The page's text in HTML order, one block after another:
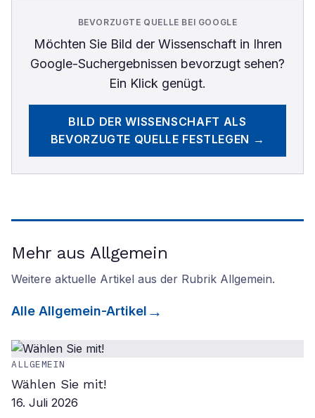
BEVORZUGTE QUELLE BEI GOOGLE
Möchten Sie Bild der Wissenschaftin Ihren
Google-Suchergebnissen bevorzugt sehen?
Ein Klick genügt.
BILD DER WISSENSCHAFT ALS
BEVORZUGTE QUELLE FESTLEGEN →
Mehr aus Allgemein
Weitere aktuelle Artikel aus der Rubrik Allgemein.
Alle Allgemein-Artikel
ALLGEMEIN
Wählen Sie mit!
16. Juli 2026